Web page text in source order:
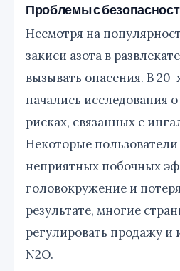
Проблемы с
Несмотря на
закиси азота в
вызывать опасения. В 20-
начались исследования
рисках, связанных с
Некоторые
неприятных побочных
головокружение и
результате, многие
регулировать продажу и
N2O.